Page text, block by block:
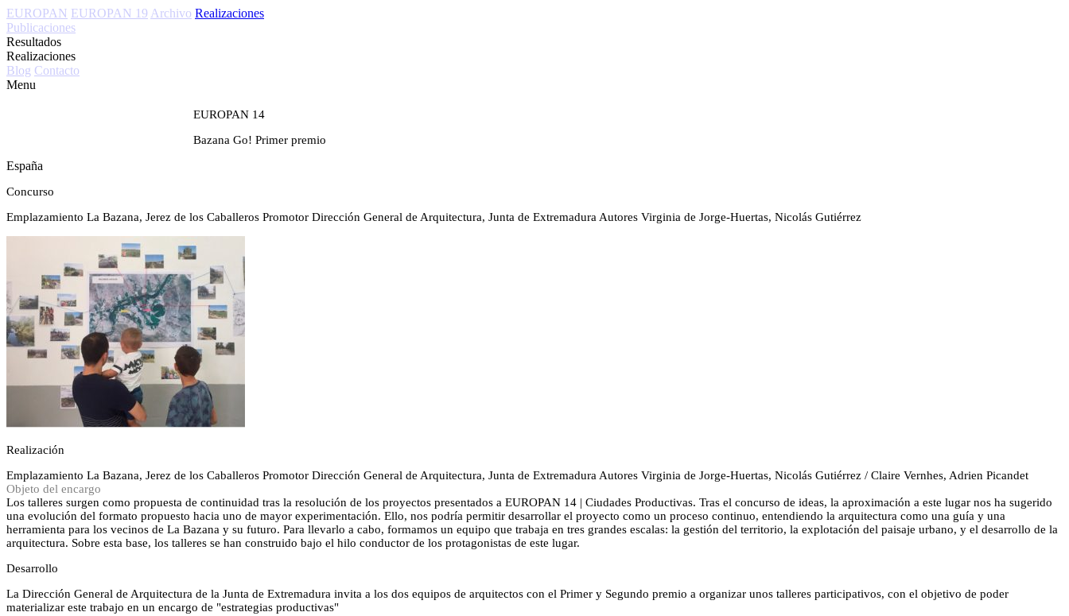
EUROPAN EUROPAN 19 Archivo Realizaciones
Publicaciones
Resultados
Realizaciones
Blog Contacto
Menu
EUROPAN 14
Bazana Go! Primer premio
España
Concurso
Emplazamiento La Bazana, Jerez de los Caballeros Promotor Dirección General de Arquitectura, Junta de Extremadura Autores Virginia de Jorge-Huertas, Nicolás Gutiérrez
Realización
Emplazamiento La Bazana, Jerez de los Caballeros Promotor Dirección General de Arquitectura, Junta de Extremadura Autores Virginia de Jorge-Huertas, Nicolás Gutiérrez / Claire Vernhes, Adrien Picandet
Objeto del encargo
Los talleres surgen como propuesta de continuidad tras la resolución de los proyectos presentados a EUROPAN 14 | Ciudades Productivas. Tras el concurso de ideas, la aproximación a este lugar nos ha sugerido
una evolución del formato propuesto hacia uno de mayor experimentación. Ello, nos podría permitir desarrollar el proyecto como un proceso continuo, entendiendo la arquitectura como una guía y una
herramienta para los vecinos de La Bazana y su futuro. Para llevarlo a cabo, formamos un equipo que trabaja en tres grandes escalas: la gestión del territorio, la explotación del paisaje urbano, y el desarrollo de la
arquitectura. Sobre esta base, los talleres se han construido bajo el hilo conductor de los protagonistas de este lugar.
Desarrollo
La Dirección General de Arquitectura de la Junta de Extremadura invita a los dos equipos de arquitectos con el Primer y Segundo premio a organizar unos talleres participativos, con el objetivo de poder
materializar este trabajo en un encargo de "estrategias productivas"